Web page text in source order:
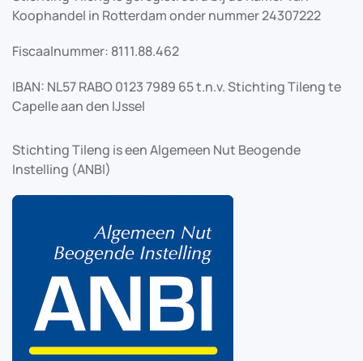
Koophandel in Rotterdam onder nummer 24307222
Fiscaalnummer: 8111.88.462
IBAN: NL57 RABO 0123 7989 65 t.n.v. Stichting Tileng te
Capelle aan den IJssel
Stichting Tileng is een Algemeen Nut Beogende
Instelling (ANBI)